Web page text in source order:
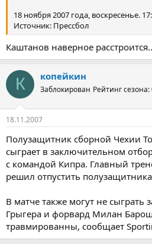
18 ноября 2007 года, воскресенье.
Источник: Прессбол
Каштанов наверное
К копейкин
Заблокирован Рейтинг сезона:
18.11.2007
Полузащитник сборной Чехии
сыграет в заключительном
с командой Кипра. Главный
решил отпустить
В матче также могут не сыграть
Грыгера и форвард Милан
травмированны, сообщает